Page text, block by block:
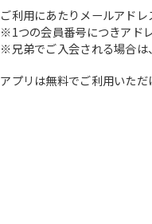
ご利用にあたりメールアドレ
※1つの会員番号につきアド
※兄弟でご入会される場合は
アプリは無料でご利用いた